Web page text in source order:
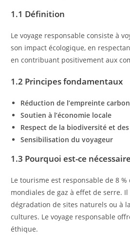
1.1 Définition
Le voyage responsable consiste à
son impact écologique, en
en contribuant positivement aux
1.2 Principes fondamentaux
Réduction de l’empreinte
Soutien à l’économie locale
Respect de la biodiversité et
Sensibilisation du voyageur
1.3 Pourquoi est-ce
Le tourisme est responsable de 8 %
mondiales de gaz à effet de serre.
dégradation de sites naturels ou à
cultures. Le voyage responsable
éthique.